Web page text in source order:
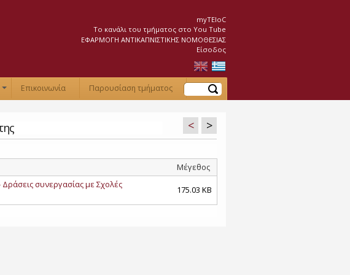
myTEIoC
Το κανάλι του τμήματος στο You Tube
ΕΦΑΡΜΟΓΗ ΑΝΤΙΚΑΠΝΙΣΤΙΚΗΣ ΝΟΜΟΘΕΣΙΑΣ
Είσοδος
Επικοινωνία Παρουσίαση τμήματος Αναζήτηση
< >
Μέγεθος
συνεργασίας με Σχολές
175.03 KB